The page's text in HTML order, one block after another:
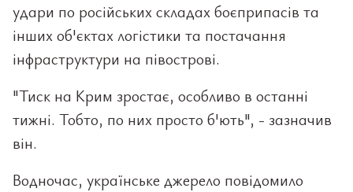
удари по російських складах боєприпасів та
інших об'єктах логістики та постачання
інфраструктури на півострові.
"Тиск на Крим зростає, особливо в останні
тижні. Тобто, по них просто б'ють", - зазначив
він.
Водночас, українське джерело повідомило